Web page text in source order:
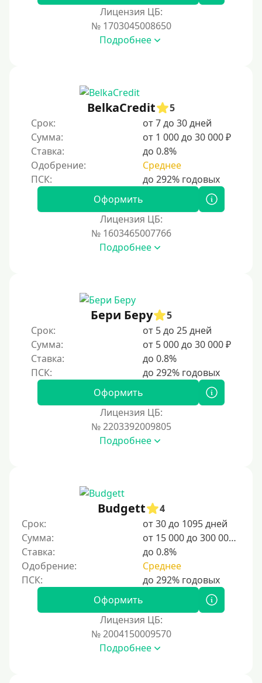
За час
Срочные
Моментальные онлайн
Экспресс
В день обращения
С 21 года
С 22 лет
С 23 лет
Категории заемщиков
Несовершеннолетним
Мамам в декрете
Без прописки
Без регистрации
С временной регистрацией
Без подтверждения личности
Пенсионерам до 70 лет
Лицензия ЦБ:
№ 1703045008650
Подробнее
BelkaCredit
5
Срок:
от 7 до 30 дней
Сумма:
от 1 000 до 30 000 ₽
Ставка:
до 0.8%
Одобрение:
Среднее
Оформить
Лицензия ЦБ:
№ 1603465007766
Подробнее
Бери Беру
5
Срок:
от 5 до 25 дней
Сумма:
от 5 000 до 30 000 ₽
Ставка:
до 0.8%
Оформить
Лицензия ЦБ:
№ 2203392009805
Подробнее
Budgett
4
Срок:
от 30 до 1095 дней
Сумма:
от 15 000 до 300 000 ₽
Ставка:
до 0.8%
Одобрение:
Среднее
Оформить
Лицензия ЦБ:
№ 2004150009570
Подробнее